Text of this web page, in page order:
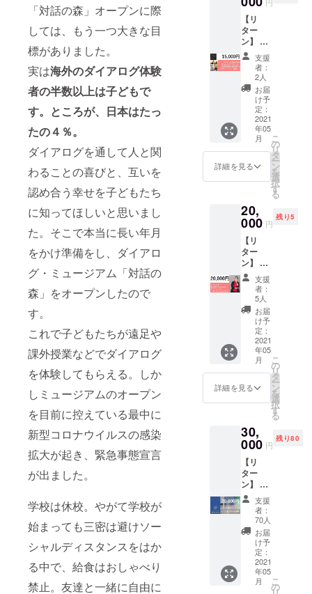
「対話の森」オープンに際
しては、もう一つ大きな目
標がありました。
実は海外のダイアログ体験
者の半数以上は子どもで
す。ところが、日本はたっ
たの４％。
ダイアログを通して人と関
わることの喜びと、互いを
認め合う幸せを子どもたち
に知ってほしいと思いまし
た。そこで本当に長い年月
をかけ準備をし、ダイアロ
グ・ミュージアム「対話の
森」をオープンしたので
す。
これで子どもたちが遠足や
課外授業などでダイアログ
を体験してもらえる。しか
しミュージアムのオープン
を目前に控えている最中に
新型コロナウイルスの感染
拡大が起き、緊急事態宣言
が出ました。
学校は休校。やがて学校が
始まっても三密は避けソー
シャルディスタンスをはか
る中で、給食はおしゃべり
禁止。友達と一緒に自由に
口直哉
さん
が、レ
シピと
とも
に、コ
ツを理
論的、
科学的
に解説
します!
https://
amzn.to
/3syhF3
7 Ｂ
『The基
『オレ
ンジ
ペー
ジ』の
人気連
載「料
理のい
ろは」
が一冊
になり
まし
た。お
にぎ
り、み
んとの
ほんと
から、
ハン
バー
グ、か
ら揚
げ、炒
飯など
の、和
洋中の
定番人
気メ
ニュー
、旬の
味や副
菜まで
レスで
す。ご
入力い
ただい
たメー
ルアド
レス
に、ク
ラウド
ファン
デング
終了
後、
コー
ド」を
いたし
ます。
メール
に記載
された
手順に
沿って
ご体験
ご希望
日をお
選びい
ただ
き、
「チ
ケット
コー
ド」を
入力
後、ご
確定と
なりま
す。 ・
リター
ンご購
入者ご
本人で
なくと
も、ご
体験は
可能で
す。ご
友人や
知人に
「チ
にダイ
アログ
の体験
を贈る
ことが
できま
す。こ
どもた
ちの感
想をお
送りし
ます！
※ご自身
のご家
族や、
をご招
待した
い場合
には、
備考欄
に「招
待チ
ケット
を希
望」と
ご記入
くださ
＝＝＝
■体験チ
につい
て 東
話の
森」ま
たは大
阪「対
話のあ
る家」
で開催
中のプ
ログラ
ムおひ
とつを
ご体験
いただ
けま
のない
世界の
プロ
フェッ
ショナ
ルのア
テンド
（聴覚
障害
者）に
よるオ
リジナ
ル手話
講座で
す！手
ての方
も楽し
みなが
ら参加
できま
す！
※2021
年内、
都内に
て90分
程度で
開催予
定で
す。日
程はク
ラウド
ファン
連絡い
たしま
【リ
ター
ン】 ①
ダイア
ログか
らのお
礼の
メッ
セージ
②ダー
クダイ
バーシ
ティラ
ボ所属
ひや
まっち
Youtub
e「盲点
からの
アプ
ロー
チ」の
裏側を
お見せ
しま
す！当
日の打
ち合わ
せから
生配信
現場
（60
分）、
トーク
（30
分）ま
で！
※2021
年内に
開催い
たしま
す。配
信日は
クラウ
ドファ
ンディ
ング終
了後、
支援
者：
2人
お届
け予
定：
2021
年05
月
詳細を見る
こ
の
リ
タ
ー
ン
を
選
択
す
る
20,
000 円
残り5
【リ
ター
ン】 ①
ダイア
ログか
らのお
礼の
メッ
セージ
②ピア
ニスト
秦万里
子さん
によ
る、特
別プラ
トピア
ノレッ
スン！
※レッス
ンは60
分で
す。
2021年
内に、
東京都
内もし
くはオ
ンライ
ンにて
開催い
支援
者：
5人
お届
け予
定：
2021
年05
月
詳細を見る
こ
の
リ
タ
ー
ン
を
選
択
す
る
30,
000 円
残り80
【リ
ター
ン】 ①
ダイア
ログか
らのお
礼メッ
セージ
②東
京・竹
芝「対
話の
支援
者：
70人
お届
け予
定：
2021
年05
月
こ
の